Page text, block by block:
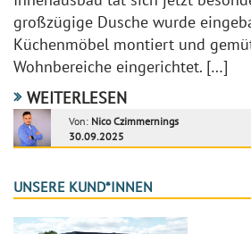
großzügige Dusche wurde
Küchenmöbel montiert und
Wohnbereiche eingerichtet. […]
WEITERLESEN
Von: Nico Czimmernings
30.09.2025
UNSERE KUND*INNEN